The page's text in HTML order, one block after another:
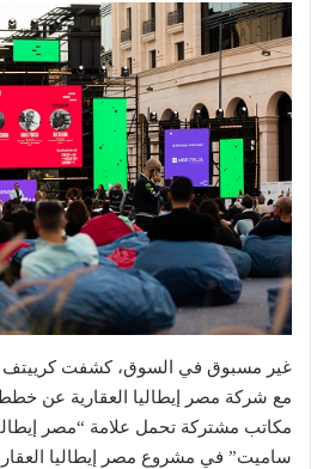
غير مسبوق في السوق، كشفت كرييتف
مع شركة مصر إيطاليا العقارية عن
مكاتب مشتركة تحمل علامة “مصر
ساميت” في مشروع مصر إيطاليا